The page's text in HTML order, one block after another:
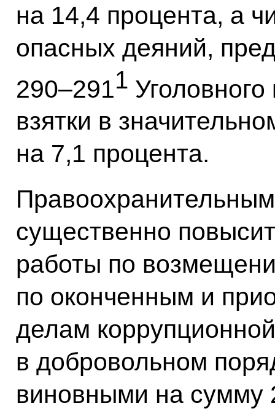
на 14,4 процента, а
опасных деяний,
290–2911
взятки в
на 7,1 процента.
существенно
работы по
по оконченным и
делам
в добровольном
виновными на сумму